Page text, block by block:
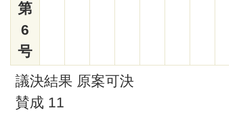
第
6
号
議決結果 原案可決
賛成 11